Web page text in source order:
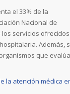
el 33% de la
Nacional de
servicios ofrecidos
Además,
que
la atención médica